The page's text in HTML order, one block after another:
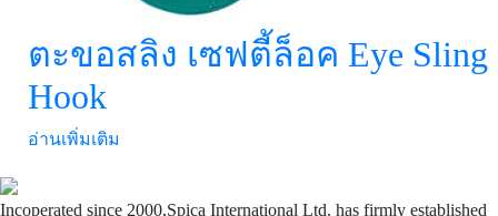
ตะขอสลิง เซฟตี้ล็อค Eye Sling
Hook
อ่านเพิ่มเติม
Incoperated since 2000,Spica International Ltd. has firmly established